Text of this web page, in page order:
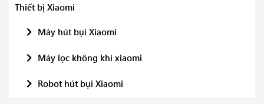
Thiết bị Xiaomi
Máy hút bụi Xiaomi
Máy lọc không khí xiaomi
Robot hút bụi Xiaomi